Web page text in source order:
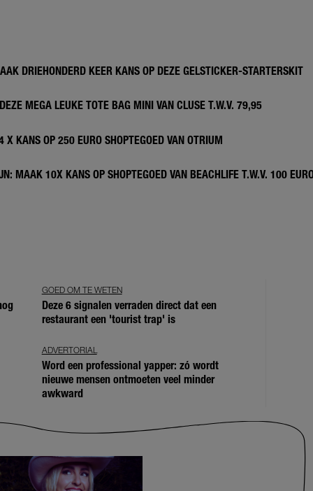
DRIEHONDERD KEER KANS OP DEZE GELSTICKER-STARTERSKIT
MEGA LEUKE TOTE BAG MINI VAN CLUSE T.W.V. 79,95
KANS OP 250 EURO SHOPTEGOED VAN OTRIUM
MAAK 10X KANS OP SHOPTEGOED VAN BEACHLIFE T.W.V. 100
GOED OM TE WETEN
Deze 6 signalen verraden direct dat een
restaurant een 'tourist trap' is
ADVERTORIAL
Word een professional yapper: zó wordt
nieuwe mensen ontmoeten veel minder
awkward